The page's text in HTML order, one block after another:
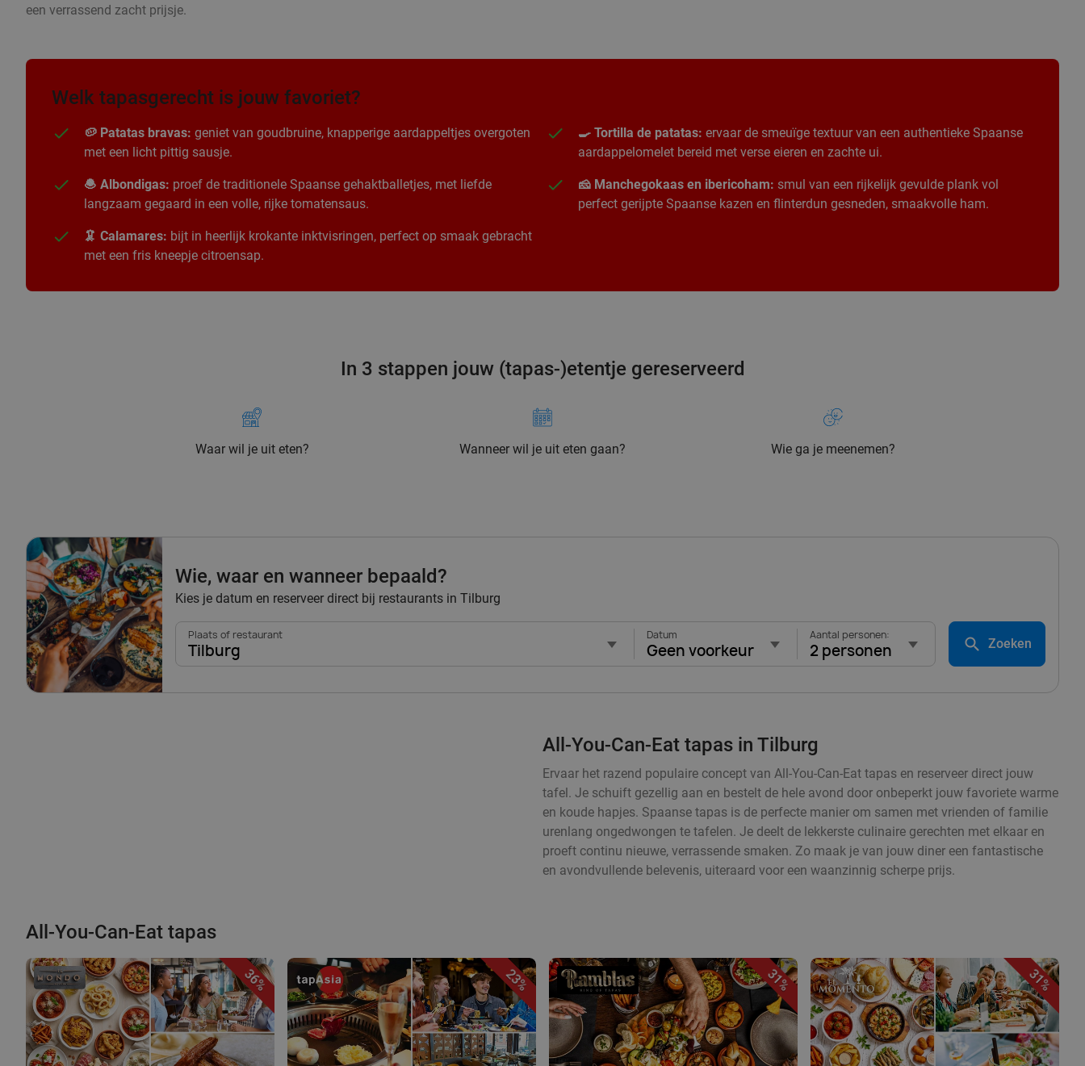
een verrassend zacht prijsje.
Welk tapasgerecht is jouw favoriet?
🥔 Patatas bravas: geniet van goudbruine, knapperige aardappeltjes overgoten
met een licht pittig sausje.
🧆 Albondigas: proef de traditionele Spaanse gehaktballetjes, met liefde
langzaam gegaard in een volle, rijke tomatensaus.
🦑 Calamares: bijt in heerlijk krokante inktvisringen, perfect op smaak gebracht
met een fris kneepje citroensap.
🍳 Tortilla de patatas: ervaar de smeuïge textuur van een authentieke Spaanse
aardappelomelet bereid met verse eieren en zachte ui.
🧀 Manchegokaas en ibericoham: smul van een rijkelijk gevulde plank vol
perfect gerijpte Spaanse kazen en flinterdun gesneden, smaakvolle ham.
In 3 stappen jouw (tapas-)etentje gereserveerd
Waar wil je uit eten? Wanneer wil je uit eten gaan? Wie ga je meenemen?
Wie, waar en wanneer bepaald?
Kies je datum en reserveer direct bij restaurants in Tilburg
Plaats of restaurant
Tilburg
Datum
Geen voorkeur
Aantal personen:
2 personen Zoeken
All-You-Can-Eat tapas in Tilburg
Ervaar het razend populaire concept van All-You-Can-Eat tapas en reserveer direct jouw
tafel. Je schuift gezellig aan en bestelt de hele avond door onbeperkt jouw favoriete warme
en koude hapjes. Spaanse tapas is de perfecte manier om samen met vrienden of familie
urenlang ongedwongen te tafelen. Je deelt de lekkerste culinaire gerechten met elkaar en
proeft continu nieuwe, verrassende smaken. Zo maak je van jouw diner een fantastische
en avondvullende belevenis, uiteraard voor een waanzinnig scherpe prijs.
All-You-Can-Eat tapas
36% 23% 31% 31%